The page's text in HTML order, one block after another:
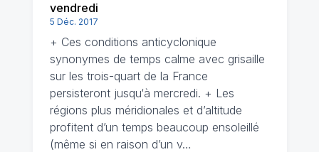
vendredi
5 Déc. 2017
+ Ces conditions anticyclonique
synonymes de temps calme avec grisaille
sur les trois-quart de la France
persisteront jusqu‘à mercredi. + Les
régions plus méridionales et d’altitude
profitent d’un temps beaucoup ensoleillé
(même si en raison d’un v…